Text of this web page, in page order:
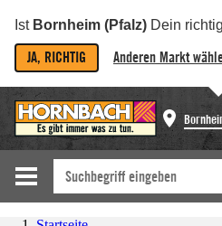
Ist Bornheim (Pfalz) Dein
JA, RICHTIG Anderen Markt